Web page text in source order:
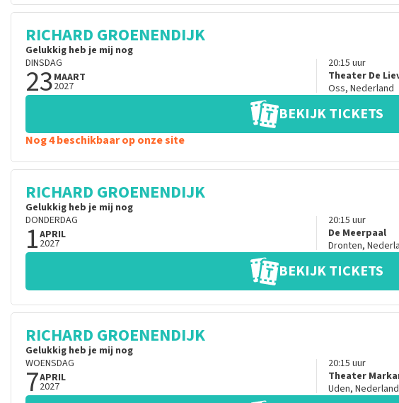
RICHARD GROENENDIJK
Gelukkig heb je mij nog
DINSDAG
23MAART
2027
20:15 uur
Theater De
Oss, Nederland
BEKIJK TICKETS
Nog 4 beschikbaar op onze site
RICHARD GROENENDIJK
Gelukkig heb je mij nog
DONDERDAG
1APRIL
2027
20:15 uur
De Meerpaal
Dronten,
BEKIJK TICKETS
RICHARD GROENENDIJK
Gelukkig heb je mij nog
WOENSDAG
7APRIL
2027
20:15 uur
Theater
Uden, Nederland